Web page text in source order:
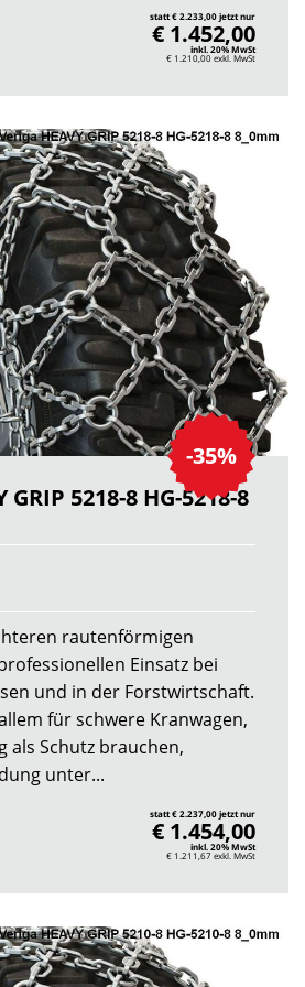
statt € 2.233,00 jetzt nur
€ 1.452,00
inkl. 20% MwSt
€ 1.210,00exkl. MwSt
-35%
GRIP 5218-8 HG-5218-8
rautenförmigen
Einsatz bei
und in der Forstwirtschaft.
für schwere Kranwagen,
als Schutz brauchen,
unter...
statt € 2.237,00 jetzt nur
€ 1.454,00
inkl. 20% MwSt
€ 1.211,67exkl. MwSt